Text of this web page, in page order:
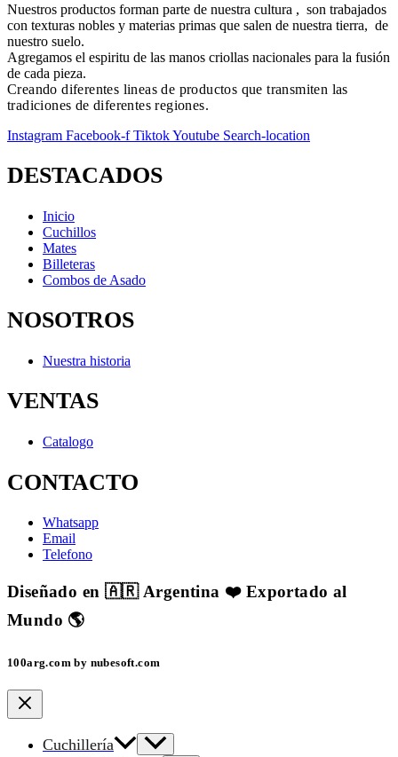
Nuestros productos forman parte de nuestra cultura , son trabajados
con texturas nobles y materias primas que salen de nuestra tierra, de
nuestro suelo.
Agregamos el espiritu de las manos criollas nacionales para la fusión
de cada pieza.
Creando diferentes lineas de productos que transmiten las
tradiciones de diferentes regiones.
Instagram Facebook-f TiktokYoutube Search-location
DESTACADOS
Inicio
Cuchillos
Mates
Billeteras
Combos de Asado
NOSOTROS
Nuestra historia
VENTAS
Catalogo
CONTACTO
Whatsapp
Email
Telefono
Diseñado en 🇦🇷 Argentina ❤️ Exportado al
Mundo 🌎
100arg.com by nubesoft.com
Cuchillería